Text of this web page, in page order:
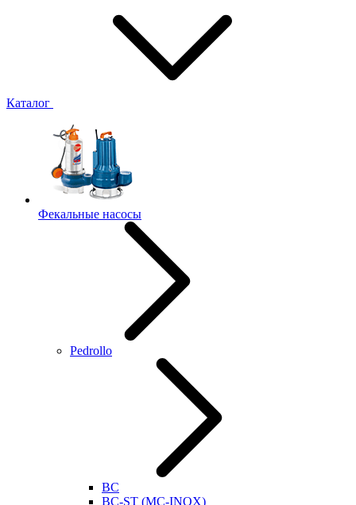
Каталог
Фекальные насосы
Pedrollo
BC
BC-ST (MC-INOX)